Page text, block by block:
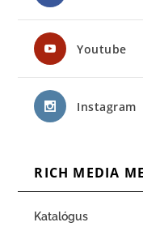
Youtube
Instagram
RICH MEDIA
Katalógus